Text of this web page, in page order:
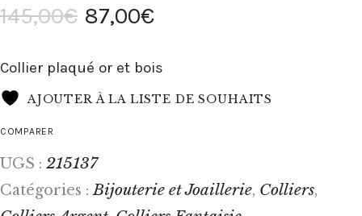
145,00€ 87,00€
Collier plaqué or et bois
AJOUTER À LA LISTE DE SOUHAITS
COMPARER
UGS : 215137
Catégories :Bijouterie et Joaillerie, Colliers,